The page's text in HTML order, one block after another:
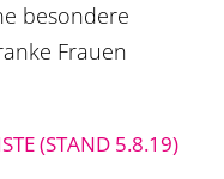
besondere
Frauen
(STAND 5.8.19)